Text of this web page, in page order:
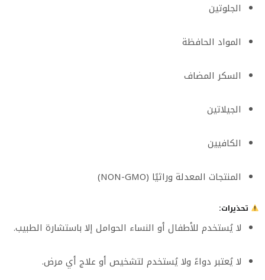
الجلوتين
المواد الحافظة
السكر المضاف
الجيلاتين
الكافيين
المنتجات المعدلة وراثيًا (NON-GMO)
تحذيرات:
لا يُستخدم للأطفال أو النساء الحوامل إلا باستشارة الطبيب.
لا يُعتبر دواءً ولا يُستخدم لتشخيص أو علاج أي مرض.